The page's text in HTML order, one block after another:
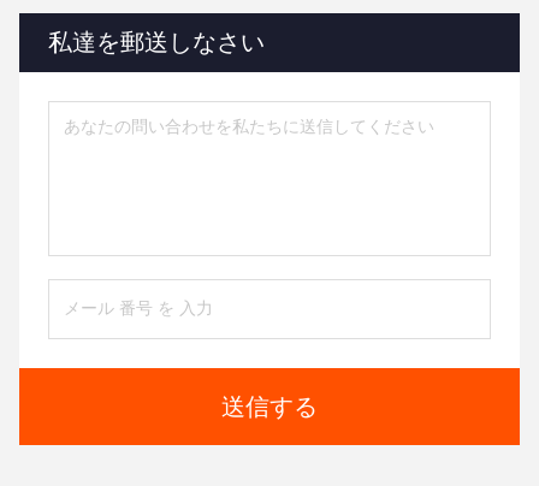
私達を郵送しなさい
送信する